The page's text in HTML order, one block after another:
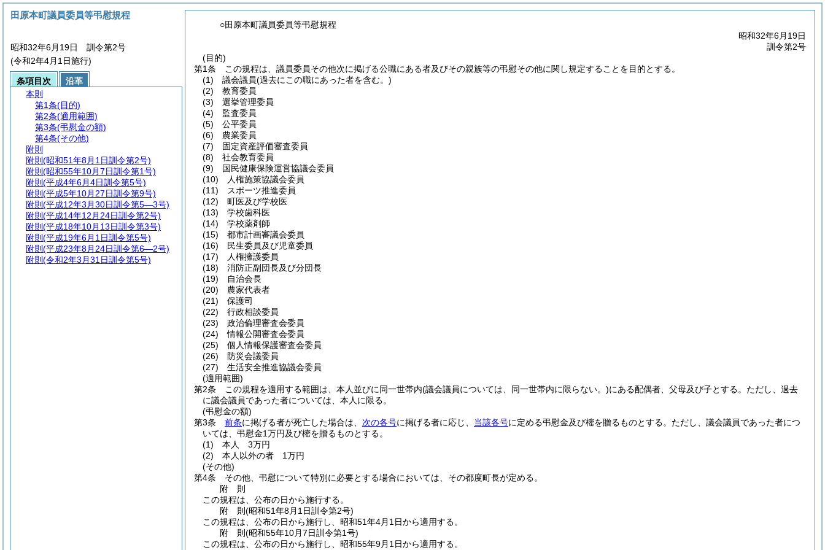
○田原本町議員委員等弔慰規程
昭和32年6月19日
訓令第2号
(目的)
第1条
この規程は、議員委員その他次に掲げる公職にある者及びその親族等の弔慰その他に関し規定することを目的とする。
(1)
議会議員(過去にこの職にあった者を含む。)
(2)
教育委員
(3)
選挙管理委員
(4)
監査委員
(5)
公平委員
(6)
農業委員
(7)
固定資産評価審査委員
(8)
社会教育委員
(9)
国民健康保険運営協議会委員
(10)
人権施策協議会委員
(11)
スポーツ推進委員
(12)
町医及び学校医
(13)
学校歯科医
(14)
学校薬剤師
(15)
都市計画審議会委員
(16)
民生委員及び児童委員
(17)
人権擁護委員
(18)
消防正副団長及び分団長
(19)
自治会長
(20)
農家代表者
(21)
保護司
(22)
行政相談委員
(23)
政治倫理審査会委員
(24)
情報公開審査会委員
(25)
個人情報保護審査会委員
(26)
防災会議委員
(27)
生活安全推進協議会委員
(適用範囲)
第2条
この規程を適用する範囲は、本人並びに同一世帯内(議会議員については、同一世帯内に限らない。)にある配偶者、父母及び子とする。 ただし、過去
に議会議員であった者については、本人に限る。
(弔慰金の額)
第3条
前条に掲げる者が死亡した場合は、 次の各号に掲げる者に応じ、 当該各号に定める弔慰金及び樒を贈るものとする。 ただし、議会議員であった者につ
いては、弔慰金1万円及び樒を贈るものとする。
(1)
本人
3万円
(2)
本人以外の者 1万円
(その他)
第4条
その他、弔慰について特別に必要とする場合においては、その都度町長が定める。
附 則
この規程は、公布の日から施行する。
附 則(昭和51年8月1日訓令第2号)
この規程は、公布の日から施行し、昭和51年4月1日から適用する。
附 則(昭和55年10月7日訓令第1号)
この規程は、公布の日から施行し、昭和55年9月1日から適用する。
田原本町議員委員等弔慰規程
昭和32年6月19日 訓令第2号
(令和2年4月1日施行)
条項目次
沿革
本則
第1条(目的)
第2条(適用範囲)
第3条(弔慰金の額)
第4条(その他)
附則
附則 (昭和51年8月1日訓令第2号)
附則 (昭和55年10月7日訓令第1号)
附則 (平成4年6月4日訓令第5号)
附則 (平成5年10月27日訓令第9号)
附則 (平成12年3月30日訓令第5―3号)
附則 (平成14年12月24日訓令第2号)
附則 (平成18年10月13日訓令第3号)
附則 (平成19年6月1日訓令第5号)
附則 (平成23年8月24日訓令第6―2号)
附則 (令和2年3月31日訓令第5号)